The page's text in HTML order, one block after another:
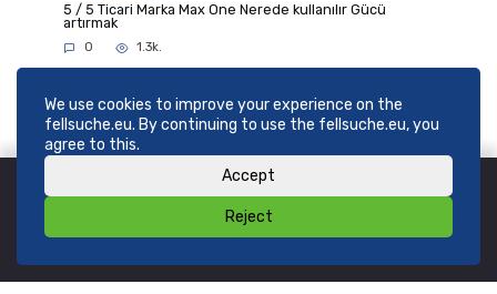
We use cookies to improve your experience on the
fellsuche.eu. By continuing to use the fellsuche.eu, you
agree to this.
Accept
Reject
5 / 5 Ticari Marka Max One Nerede kullanılır Gücü
artırmak
0 1.3k.